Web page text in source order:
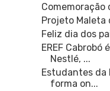
Comemoração
Projeto Maleta
Feliz dia dos
EREF
Nestlé, ...
Estudantes da
forma on...